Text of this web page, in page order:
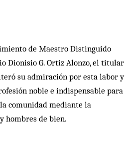
de Maestro Distinguido
Dionisio G. Ortiz Alonzo, el titular
su admiración por esta labor y
noble e indispensable para
comunidad mediante la
hombres de bien.